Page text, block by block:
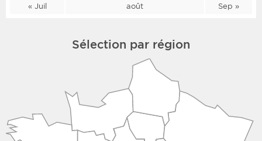
« Juil août Sep »
Sélection par région